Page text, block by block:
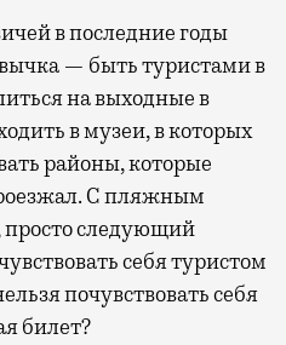
в последние годы
— быть туристами в
на выходные в
в музеи, в которых
районы, которые
С пляжным
следующий
себя туристом
почувствовать себя
билет?